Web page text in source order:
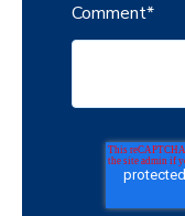
Comment*